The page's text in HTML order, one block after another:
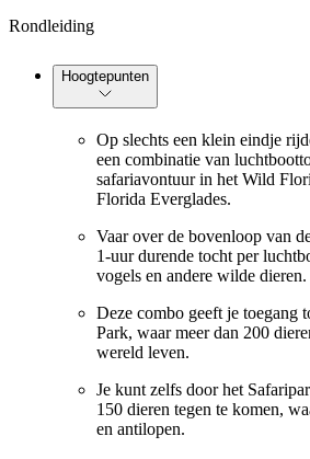
Rondleiding
Hoogtepunten
Op slechts een klein eindje
een combinatie van
safariavontuur in het Wild
Florida Everglades.
Vaar over de bovenloop van
1-uur durende tocht per
vogels en andere wilde dieren.
Deze combo geeft je toegang
Park, waar meer dan 200
wereld leven.
Je kunt zelfs door het
150 dieren tegen te komen,
en antilopen.